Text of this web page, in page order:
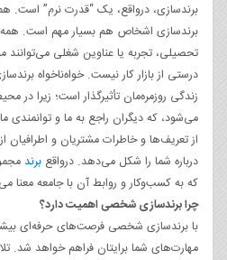
برندسازی، درواقع، یک “قدرت نرم” است.
برندسازی اشخاص هم بسیار مهم است. همه
تحصیلی، تجربه یا عناوین شغلی
درستی از بازار کار نیست. خواه‌ناخواه
زندگی روزمره‌مان تأثیرگذار است؛ زیرا
می‌شود، که دیگران راجع به ما و توانمندی
از تعریف‌ها و خاطرات مشتریان و اطرافیان
درباره شما را شکل می‌دهد. درواقع برند
که به کسب‌وکار و روابط آن با جامعه معنا
چرا برندسازی شخصی اهمیت دارد؟
با برندسازی شخصی فرصت‌های حرفه‌ای
مهارت‌های شما برایتان فراهم خواهد شد.